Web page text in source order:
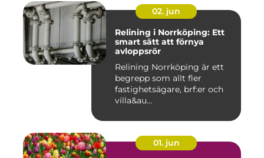
02. jun
Relining i Norrköping: Ett
smart sätt att förnya
avloppsrör
Relining Norrköping är ett
begrepp som allt fler
fastighetsägare, brf:er och
villa&au...
01. jun